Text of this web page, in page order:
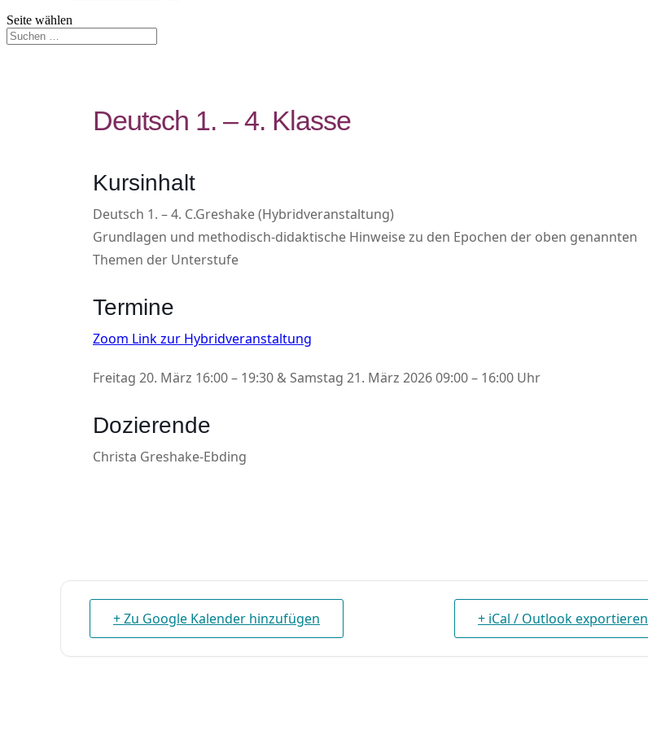
Seite wählen
Deutsch 1. – 4. Klasse
Kursinhalt
Deutsch 1. – 4. C.Greshake (Hybridveranstaltung)
Grundlagen und methodisch-didaktische Hinweise zu den Epochen der oben genannten
Themen der Unterstufe
Termine
Zoom Link zur Hybridveranstaltung
Freitag 20. März 16:00 – 19:30 & Samstag 21. März 2026 09:00 – 16:00 Uhr
Dozierende
Christa Greshake-Ebding
+ Zu Google Kalender hinzufügen + iCal / Outlook exportieren